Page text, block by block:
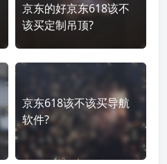
京东的好京东618该不
该买定制吊顶?
京东618该不该买导航
软件?